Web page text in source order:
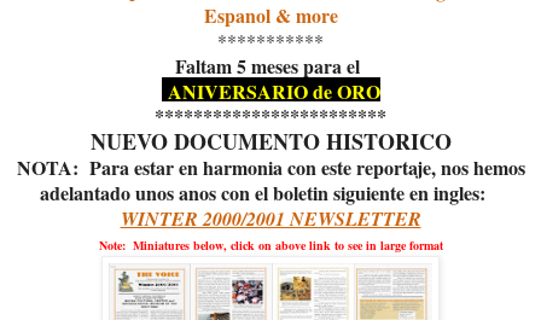
Espanol & more
***********
Faltam 5 meses para el
ANIVERSARIO de ORO
************************
NUEVO DOCUMENTO HISTORICO
NOTA: Para estar en harmonia con este reportaje, nos hemos
adelantado unos anos con el boletin siguiente en ingles:
WINTER 2000/2001 NEWSLETTER
Note: Miniatures below, click on above link to see in large format